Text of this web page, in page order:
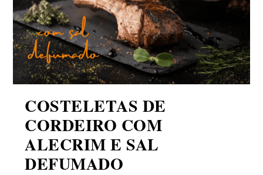
COSTELETAS DE
CORDEIRO COM
ALECRIM E SAL
DEFUMADO